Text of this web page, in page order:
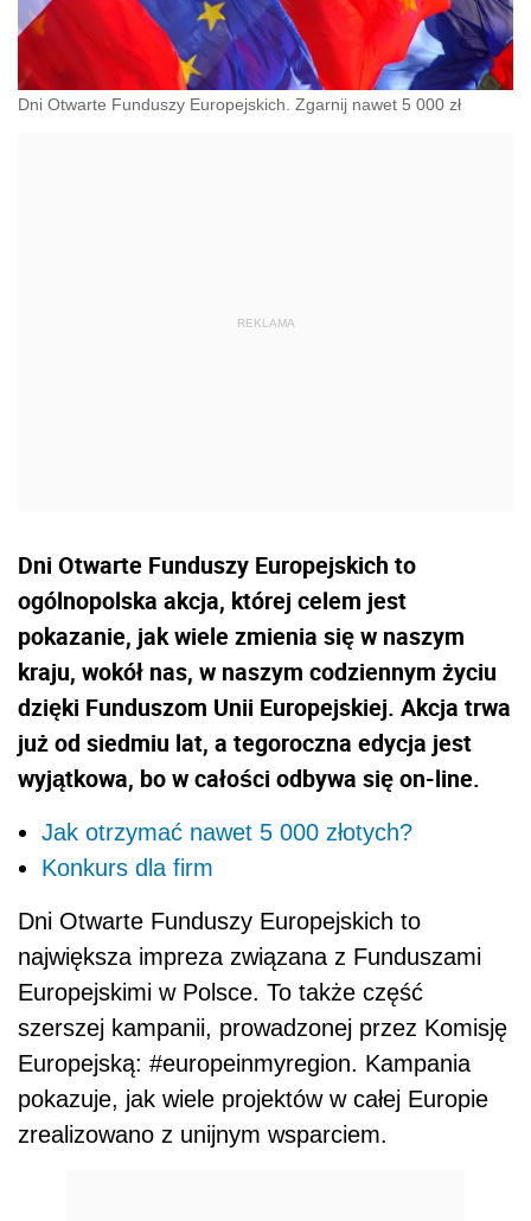
Dni Otwarte Funduszy Europejskich. Zgarnij nawet 5 000 zł
Dni Otwarte Funduszy Europejskich to
ogólnopolska akcja, której celem jest
pokazanie, jak wiele zmienia się w naszym
kraju, wokół nas, w naszym codziennym życiu
dzięki Funduszom Unii Europejskiej. Akcja trwa
już od siedmiu lat, a tegoroczna edycja jest
wyjątkowa, bo w całości odbywa się on-line.
Jak otrzymać nawet 5 000 złotych?
Konkurs dla firm
Dni Otwarte Funduszy Europejskich to
największa impreza związana z Funduszami
Europejskimi w Polsce. To także część
szerszej kampanii, prowadzonej przez Komisję
Europejską: #europeinmyregion. Kampania
pokazuje, jak wiele projektów w całej Europie
zrealizowano z unijnym wsparciem.